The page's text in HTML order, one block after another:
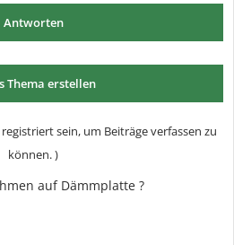
Antworten
Thema erstellen
sein, um Beiträge verfassen zu
können. )
auf Dämmplatte ?